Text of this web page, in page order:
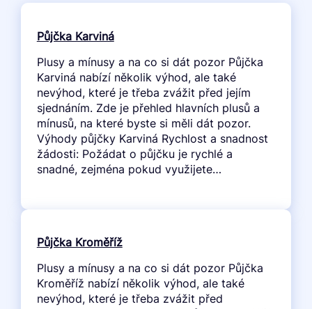
Půjčka Karviná
Plusy a mínusy a na co si dát pozor Půjčka
Karviná nabízí několik výhod, ale také
nevýhod, které je třeba zvážit před jejím
sjednáním. Zde je přehled hlavních plusů a
mínusů, na které byste si měli dát pozor.
Výhody půjčky Karviná Rychlost a snadnost
žádosti: Požádat o půjčku je rychlé a
snadné, zejména pokud využijete…
Půjčka Kroměříž
Plusy a mínusy a na co si dát pozor Půjčka
Kroměříž nabízí několik výhod, ale také
nevýhod, které je třeba zvážit před